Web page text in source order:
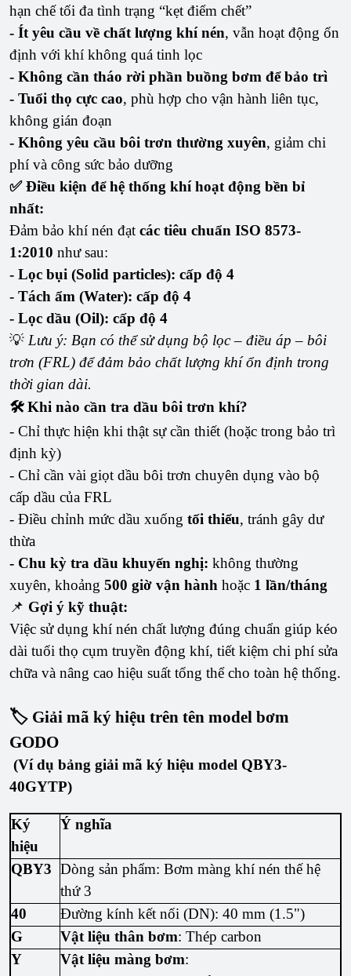
hạn chế tối đa tình trạng “kẹt điểm chết”
- Ít yêu cầu về chất lượng khí nén, vẫn hoạt động ổn
định với khí không quá tinh lọc
- Không cần tháo rời phần buồng bơm để bảo trì
- Tuổi thọ cực cao, phù hợp cho vận hành liên tục,
không gián đoạn
- Không yêu cầu bôi trơn thường xuyên, giảm chi
phí và công sức bảo dưỡng
✅ Điều kiện để hệ thống khí hoạt động bền bỉ
nhất:
Đảm bảo khí nén đạt các tiêu chuẩn ISO 8573-
1:2010 như sau:
- Lọc bụi (Solid particles): cấp độ 4
- Tách ẩm (Water): cấp độ 4
- Lọc dầu (Oil): cấp độ 4
💡 Lưu ý: Bạn có thể sử dụng bộ lọc – điều áp – bôi
trơn (FRL) để đảm bảo chất lượng khí ổn định trong
thời gian dài.
🛠️ Khi nào cần tra dầu bôi trơn khí?
- Chỉ thực hiện khi thật sự cần thiết (hoặc trong bảo trì
định kỳ)
- Chỉ cần vài giọt dầu bôi trơn chuyên dụng vào bộ
cấp dầu của FRL
- Điều chỉnh mức dầu xuống tối thiểu, tránh gây dư
thừa
- Chu kỳ tra dầu khuyến nghị: không thường
xuyên, khoảng 500 giờ vận hành hoặc 1 lần/tháng
📌 Gợi ý kỹ thuật:
Việc sử dụng khí nén chất lượng đúng chuẩn giúp kéo
dài tuổi thọ cụm truyền động khí, tiết kiệm chi phí sửa
chữa và nâng cao hiệu suất tổng thể cho toàn hệ thống.
🏷️ Giải mã ký hiệu trên tên model bơm
GODO
(Ví dụ bảng giải mã ký hiệu model QBY3-
40GYTP)
Ký
hiệu
Ý nghĩa
QBY3 Dòng sản phẩm: Bơm màng khí nén thế hệ
thứ 3
40
Đường kính kết nối (DN): 40 mm (1.5")
G
Vật liệu thân bơm: Thép carbon
Y
Vật liệu màng bơm: